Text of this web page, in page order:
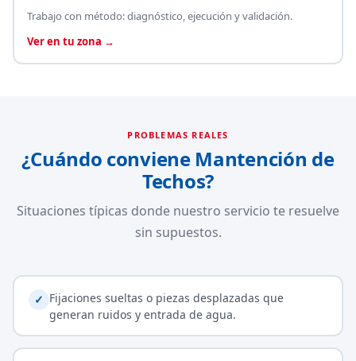
Trabajo con método: diagnóstico, ejecución y validación.
Ver en tu zona →
PROBLEMAS REALES
¿Cuándo conviene Mantención de
Techos?
Situaciones típicas donde nuestro servicio te resuelve
sin supuestos.
✓ Fijaciones sueltas o piezas desplazadas que
generan ruidos y entrada de agua.